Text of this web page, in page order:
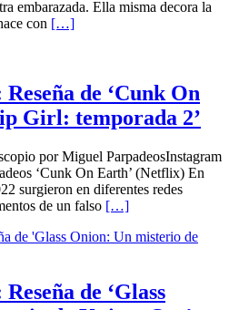
embarazada. Ella misma decora la
con […]
de ‘Cunk On
Girl: temporada 2’
por Miguel ParpadeosInstagram
‘Cunk On Earth’ (Netflix) En
surgieron en diferentes redes
de un falso […]
de ‘Glass